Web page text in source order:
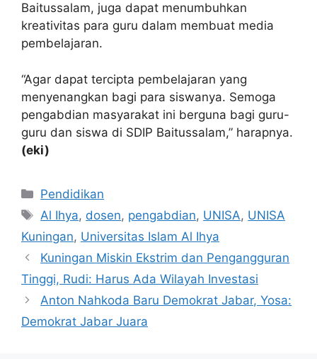
Baitussalam, juga dapat menumbuhkan
kreativitas para guru dalam membuat media
pembelajaran.
“Agar dapat tercipta pembelajaran yang
menyenangkan bagi para siswanya. Semoga
pengabdian masyarakat ini berguna bagi guru-
guru dan siswa di SDIP Baitussalam,” harapnya.
(eki)
Kategori
Pendidikan
Tag
Al Ihya, dosen, pengabdian, UNISA, UNISA
Kuningan, Universitas Islam Al Ihya
Kuningan Miskin Ekstrim dan Pengangguran
Tinggi, Rudi: Harus Ada Wilayah Investasi
Anton Nahkoda Baru Demokrat Jabar, Yosa:
Demokrat Jabar Juara